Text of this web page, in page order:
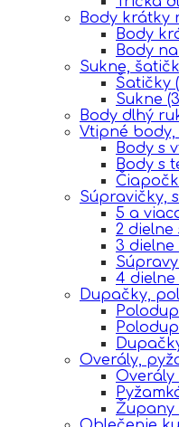
Body krátky
Body
Body
Sukne,
Šatičky
Sukne
Body dlhý
Vtipné
Body s
Body s
Súpravičky,
5 a
2 dielne
3
4
Dupačky,
Overály,
Overály
Župany